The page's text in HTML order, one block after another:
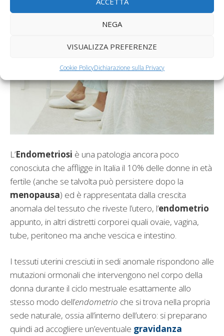
NEGA
VISUALIZZA PREFERENZE
Cookie PolicyDichiarazione sulla Privacy
L’Endometriosi è una patologia ancora poco
conosciuta che affligge in Italia il 10% delle donne in età
fertile (anche se talvolta può persistere dopo la
menopausa) ed è rappresentata dalla crescita
anomala del tessuto che riveste l’utero, l’endometrio
appunto, in altri distretti corporei quali ovaie, vagina,
tube, peritoneo ma anche vescica e intestino.
I tessuti uterini cresciuti in sedi anomale rispondono alle
mutazioni ormonali che intervengono nel corpo della
donna durante il ciclo mestruale esattamente allo
stesso modo dell’endometrio che si trova nella propria
sede naturale, ossia all’interno dell’utero: si preparano
quindi ad accogliere un’eventuale gravidanza